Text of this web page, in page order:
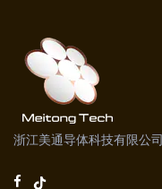
浙江美通导体科技有限公司